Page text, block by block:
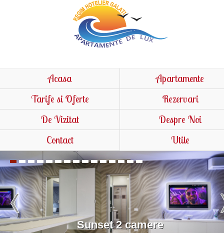
Acasa
Apartamente
Tarife si Oferte
Rezervari
De Vizitat
Despre Noi
Contact
Utile
Sunset 2 camere